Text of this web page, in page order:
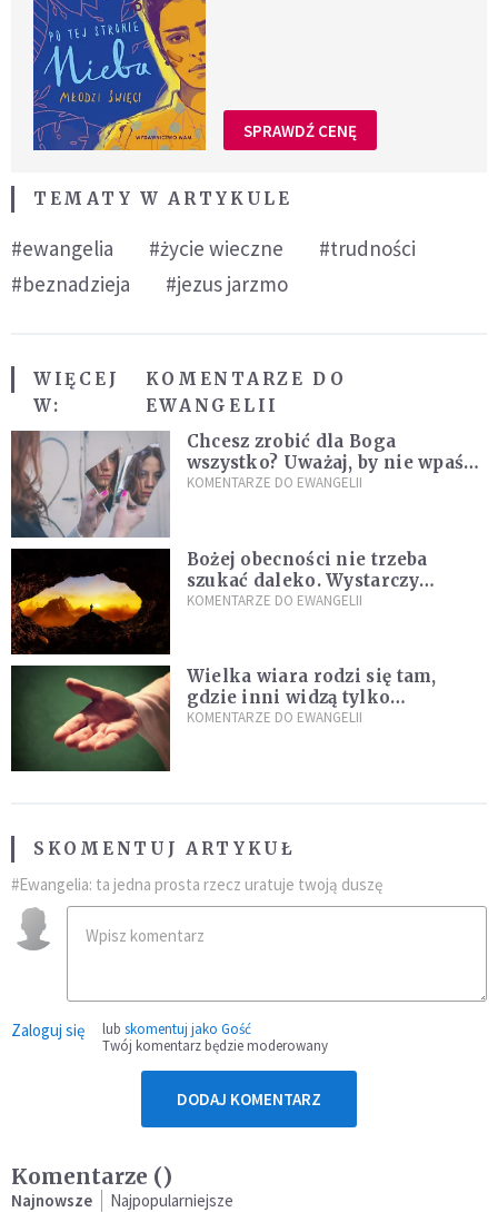
SPRAWDŹ CENĘ
TEMATY W ARTYKULE
#ewangelia #życie wieczne
#trudności
#beznadzieja
#jezus jarzmo
WIĘCEJ
W:
KOMENTARZE DO
EWANGELII
Chcesz zrobić dla Boga
wszystko? Uważaj, by nie wpaść
w groźną pułapkę
KOMENTARZE DO EWANGELII
Bożej obecności nie trzeba
szukać daleko. Wystarczy
nauczyć się słuchać
KOMENTARZE DO EWANGELII
Wielka wiara rodzi się tam,
gdzie inni widzą tylko
przeszkody
KOMENTARZE DO EWANGELII
SKOMENTUJ ARTYKUŁ
#Ewangelia: ta jedna prosta rzecz uratuje twoją duszę
Zaloguj się lub skomentuj jako Gość
Twój komentarz będzie moderowany
DODAJ KOMENTARZ
Komentarze ()
Najnowsze Najpopularniejsze